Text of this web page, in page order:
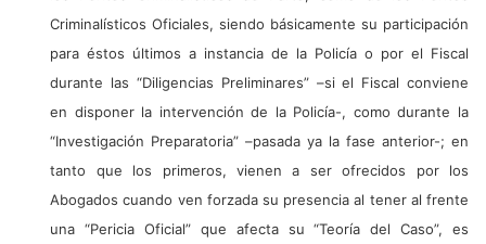
Criminalísticos Oficiales, siendo básicamente su participación
para éstos últimos a instancia de la Policía o por el Fiscal
durante las “Diligencias Preliminares” –si el Fiscal conviene
en disponer la intervención de la Policía-, como durante la
“Investigación Preparatoria” –pasada ya la fase anterior-; en
tanto que los primeros, vienen a ser ofrecidos por los
Abogados cuando ven forzada su presencia al tener al frente
una “Pericia Oficial” que afecta su “Teoría del Caso”, es